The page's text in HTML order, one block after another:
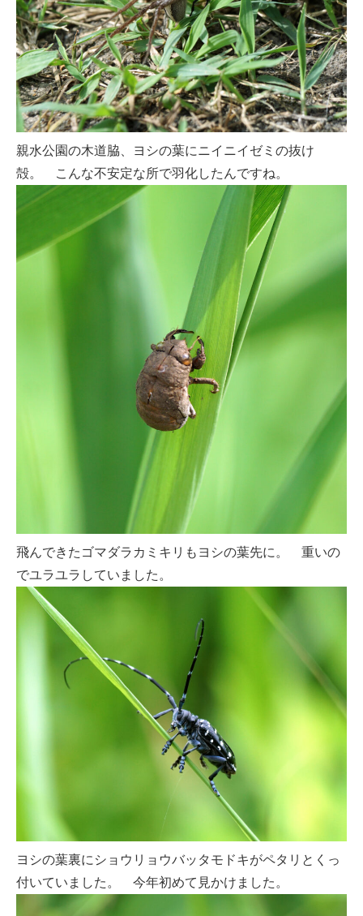
親水公園の木道脇、ヨシの葉にニイニイゼミの抜け
殻。 こんな不安定な所で羽化したんですね。
飛んできたゴマダラカミキリもヨシの葉先に。 重いの
でユラユラしていました。
ヨシの葉裏にショウリョウバッタモドキがペタリとくっ
付いていました。 今年初めて見かけました。